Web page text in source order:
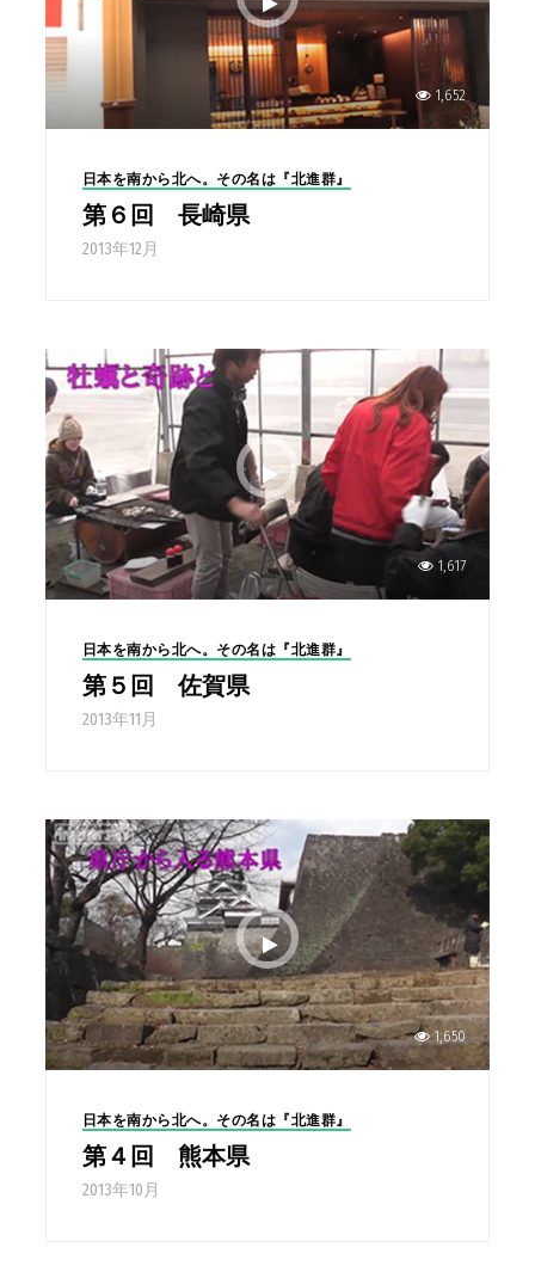
1,652
日本を南から北へ。その名は『北進群』
第６回 長崎県
2013年12月
1,617
日本を南から北へ。その名は『北進群』
第５回 佐賀県
2013年11月
1,650
日本を南から北へ。その名は『北進群』
第４回 熊本県
2013年10月